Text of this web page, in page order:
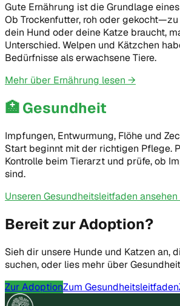
Gute Ernährung ist die Grundlage
Ob Trockenfutter, roh oder
dein Hund oder deine Katze braucht,
Unterschied. Welpen und Kätzchen
Bedürfnisse als erwachsene Tiere.
Mehr über Ernährung lesen →
🏥Gesundheit
Impfungen, Entwurmung, Flöhe und
Start beginnt mit der richtigen Pflege.
Kontrolle beim Tierarzt und prüfe, ob
sind.
Unseren Gesundheitsleitfaden ansehen
Bereit zur Adoption?
Sieh dir unsere Hunde und Katzen an,
suchen, oder lies mehr über
Zur AdoptionZum Gesundheitsleitfaden